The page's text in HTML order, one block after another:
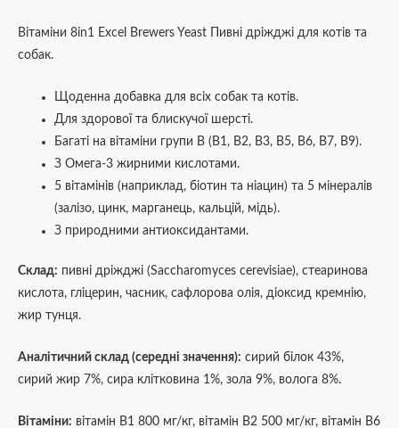
Вітаміни 8in1 Excel Brewers Yeast Пивні дріжджі для котів та
собак.
Щоденна добавка для всіх собак та котів.
Для здорової та блискучої шерсті.
Багаті на вітаміни групи В (В1, В2, В3, B5, B6, B7, B9).
З Омега-3 жирними кислотами.
5 вітамінів (наприклад, біотин та ніацин) та 5 мінералів
(залізо, цинк, марганець, кальцій, мідь).
З природними антиоксидантами.
Склад: пивні дріжджі (Saccharomyces cerevisiae), стеаринова
кислота, гліцерин, часник, сафлорова олія, діоксид кремнію,
жир тунця.
Аналітичний склад (середні значення): сирий білок 43%,
сирий жир 7%, сира клітковина 1%, зола 9%, волога 8%.
Вітаміни: вітамін В1 800 мг/кг, вітамін В2 500 мг/кг, вітамін В6